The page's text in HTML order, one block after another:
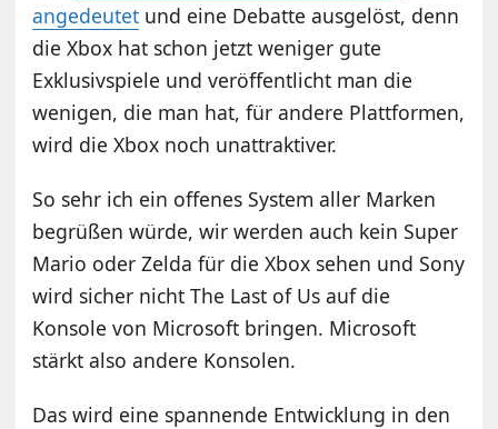
angedeutet und eine Debatte ausgelöst, denn
die Xbox hat schon jetzt weniger gute
Exklusivspiele und veröffentlicht man die
wenigen, die man hat, für andere Plattformen,
wird die Xbox noch unattraktiver.
So sehr ich ein offenes System aller Marken
begrüßen würde, wir werden auch kein Super
Mario oder Zelda für die Xbox sehen und Sony
wird sicher nicht The Last of Us auf die
Konsole von Microsoft bringen. Microsoft
stärkt also andere Konsolen.
Das wird eine spannende Entwicklung in den